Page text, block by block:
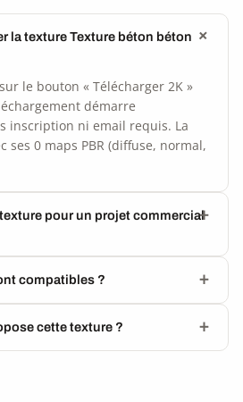
la texture Texture béton béton
le bouton « Télécharger 2K »
démarre
inscription ni email requis. La
ses 0 maps PBR (diffuse, normal,
pour un projet commercial
compatibles ?
cette texture ?